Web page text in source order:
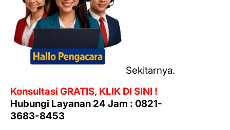
Sekitarnya.
Konsultasi GRATIS, KLIK DI SINI !
Hubungi Layanan 24 Jam : 0821-
3683-8453